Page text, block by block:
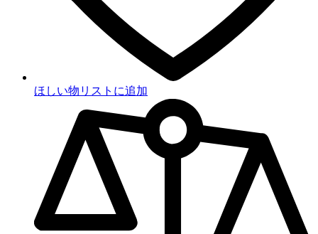
ほしい物リストに追加